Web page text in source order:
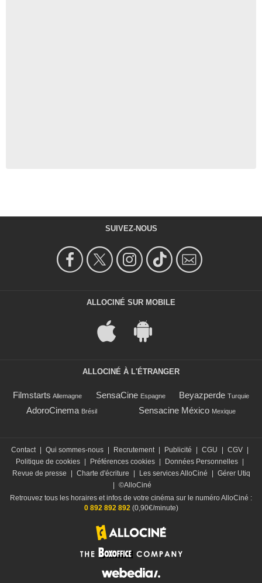
SUIVEZ-NOUS
ALLOCINÉ SUR MOBILE
ALLOCINÉ À L'ÉTRANGER
Filmstarts Allemagne SensaCine Espagne Beyazperde Turquie
AdoroCinema Brésil Sensacine México Mexique
Contact Qui sommes-nous Recrutement Publicité CGU CGV
Politique de cookies
Préférences cookies Données Personnelles
Revue de presse
Charte d'écriture Les services AlloCiné
Gérer Utiq
©AlloCiné
Retrouvez tous les horaires et infos de votre cinéma sur le numéro AlloCiné :
0 892 892 892(0,90€/minute)